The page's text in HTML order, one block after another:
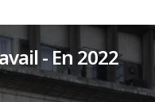
- En 2022